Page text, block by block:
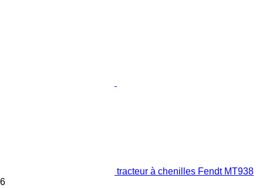
tracteur à chenilles Fendt MT938
6